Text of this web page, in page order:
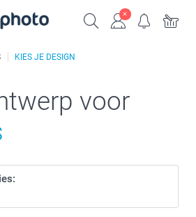
KIES JE DESIGN
voor